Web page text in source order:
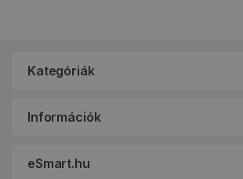
Kategóriák
Információk
eSmart.hu